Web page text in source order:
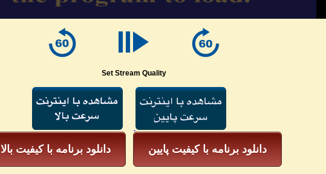
Set Stream Quality
دانلود برنامه با کیفیت بالا دانلود برنامه با کیفیت پایین